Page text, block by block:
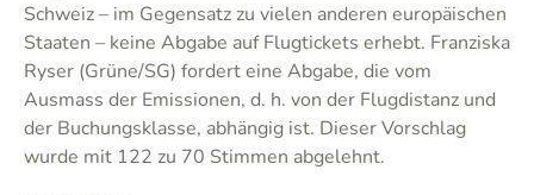
Schweiz – im Gegensatz zu vielen anderen europäischen
Staaten – keine Abgabe auf Flugtickets erhebt. Franziska
Ryser (Grüne/SG) fordert eine Abgabe, die vom
Ausmass der Emissionen, d. h. von der Flugdistanz und
der Buchungsklasse, abhängig ist. Dieser Vorschlag
wurde mit 122 zu 70 Stimmen abgelehnt.